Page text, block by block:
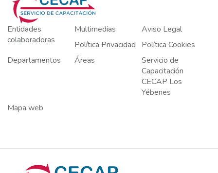
Entidades
colaboradoras
Multimedias
Aviso Legal
Política Privacidad
Política Cookies
Departamentos
Áreas
Servicio de
Capacitación
CECAP Los
Yébenes
Mapa web